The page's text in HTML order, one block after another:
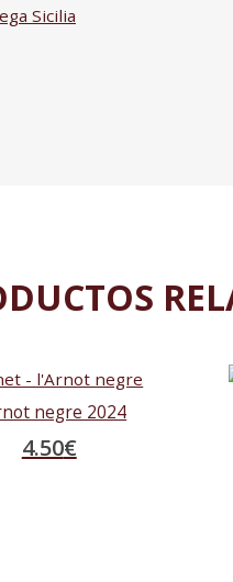
Sicilia
negre 2024
4.50€